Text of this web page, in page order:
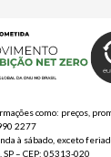
como: preços,
2277
à sábado, exceto
SP – CEP: 05313-020